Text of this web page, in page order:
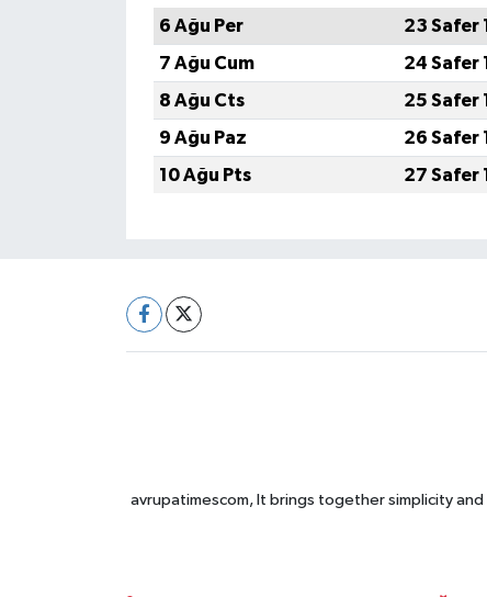
6 Ağu Per
23 Safer
7 Ağu Cum
24 Safer
8 Ağu Cts
25 Safer
9 Ağu Paz
26 Safer
10 Ağu Pts
27 Safer
avrupatimescom, It brings together simplicity